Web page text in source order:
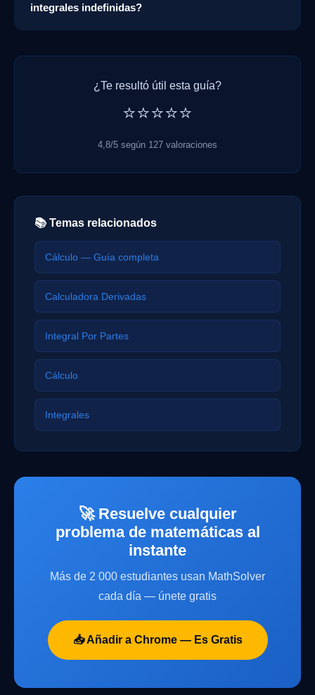
integrales indefinidas?
¿Te resultó útil esta guía?
⭐⭐⭐⭐⭐
4,8/5 según 127 valoraciones
📚 Temas relacionados
Cálculo — Guía completa
Calculadora Derivadas
Integral Por Partes
Cálculo
Integrales
🚀 Resuelve cualquier
problema de matemáticas al
instante
Más de 2 000 estudiantes usan MathSolver
cada día — únete gratis
📥 Añadir a Chrome — Es Gratis